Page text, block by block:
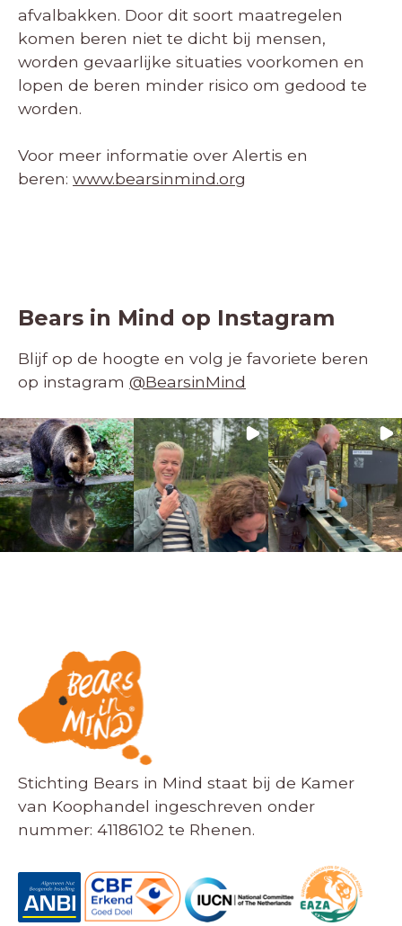
afvalbakken. Door dit soort maatregelen
komen beren niet te dicht bij mensen,
worden gevaarlijke situaties voorkomen en
lopen de beren minder risico om gedood te
worden.
Voor meer informatie over Alertis en
beren: www.bearsinmind.org
Bears in Mind op Instagram
Blijf op de hoogte en volg je favoriete beren
op instagram @BearsinMind
Stichting Bears in Mind staat bij de Kamer
van Koophandel ingeschreven onder
nummer: 41186102 te Rhenen.